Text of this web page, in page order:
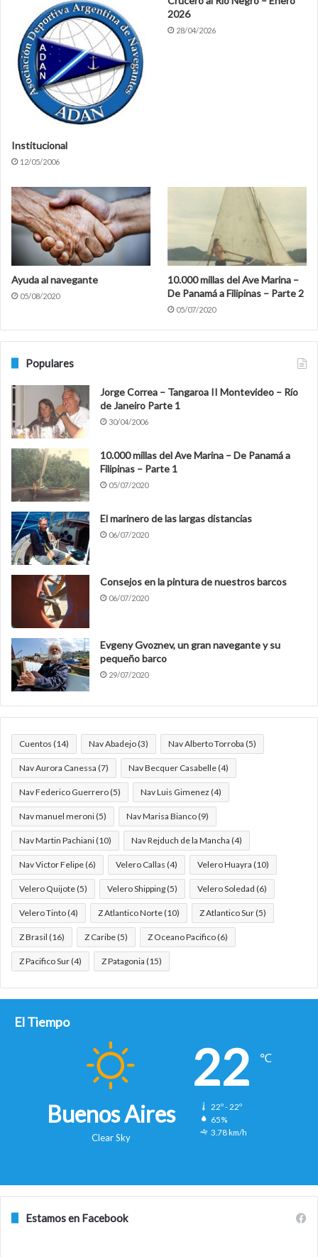
Institucional
12/05/2006
2026
28/04/2026
Ayuda al navegante
05/08/2020
10.000 millas del Ave Marina –
De Panamá a Filipinas – Parte 2
05/07/2020
Populares
Jorge Correa – Tangaroa II Montevideo – Río
de Janeiro Parte 1
30/04/2006
10.000 millas del Ave Marina – De Panamá a
Filipinas – Parte 1
05/07/2020
El marinero de las largas distancias
06/07/2020
Consejos en la pintura de nuestros barcos
06/07/2020
Evgeny Gvoznev, un gran navegante y su
pequeño barco
29/07/2020
Cuentos (14) Nav Abadejo(3) Nav Alberto Torroba (5)
Nav Aurora Canessa (7) Nav Becquer Casabelle(4)
Nav Federico Guerrero(5) Nav Luis Gimenez (4)
Nav manuel meroni(5) Nav Marisa Bianco(9)
Nav Martin Pachiani(10) Nav Rejduch de la Mancha (4)
Nav Victor Felipe(6) Velero Callas (4) Velero Huayra (10)
Velero Quijote(5) Velero Shipping(5) Velero Soledad (6)
Velero Tinto(4) Z Atlantico Norte(10) Z Atlantico Sur(5)
Z Brasil (16) Z Caribe(5) Z Oceano Pacifico(6)
Z Pacifico Sur(4) Z Patagonia (15)
El Tiempo
Buenos Aires
Clear Sky
22 ℃
22º - 22º
65%
3.78 km/h
Estamos en Facebook